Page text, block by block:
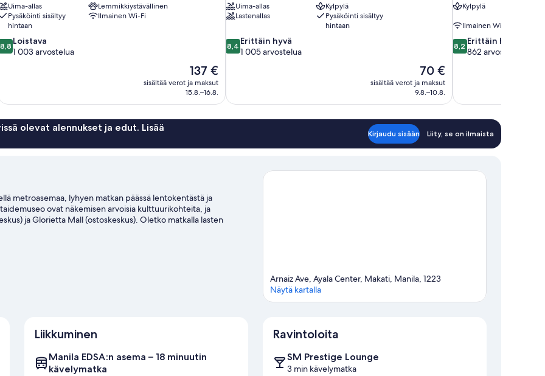
Uima-allas
Lemmikkiystävällinen
Pysäköinti sisältyy
hintaan
Ilmainen Wi-Fi
8,8 Loistava
1 003 arvostelua
Hinta
on
137 €
137 €
sisältää verot ja maksut
15.8.–16.8.
Uima-allas
Kylpylä
Lastenallas
Pysäköinti sisältyy
hintaan
8.4
kautta
1 005
arvostelua
8,4Erittäin hyvä
1 005 arvostelua
Hinta
on
70 €
70 €
sisältää verot ja maksut
9.8.–10.8.
Kylpylä
Ilmainen Wi-Fi
8.2
kautta
862
arvostelua
8,2 Erittäin hyvä
862 arvostelua
olevat alennukset ja edut. Lisää
Kirjaudu sisään Liity, se on ilmaista
metroasemaa, lyhyen matkan päässä lentokentästä ja
ovat näkemisen arvoisia kulttuurikohteita, ja
ja Glorietta Mall (ostoskeskus). Oletko matkalla lasten
Arnaiz Ave, Ayala Center, Makati, Manila, 1223
Näytä kartalla
Liikkuminen
Manila EDSA:n asema – 18 minuutin
kävelymatka
Ravintoloita
SM Prestige Lounge
3 min kävelymatka